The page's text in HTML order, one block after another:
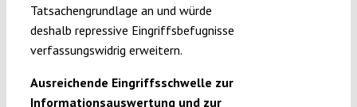
Tatsachengrundlage an und würde
deshalb repressive Eingriffsbefugnisse
verfassungswidrig erweitern.
Ausreichende Eingriffsschwelle zur
Informationsauswertung und zur